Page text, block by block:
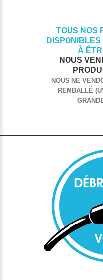
TOUS NOS
À
NOUS
NOUS NE
REMBALLÉ